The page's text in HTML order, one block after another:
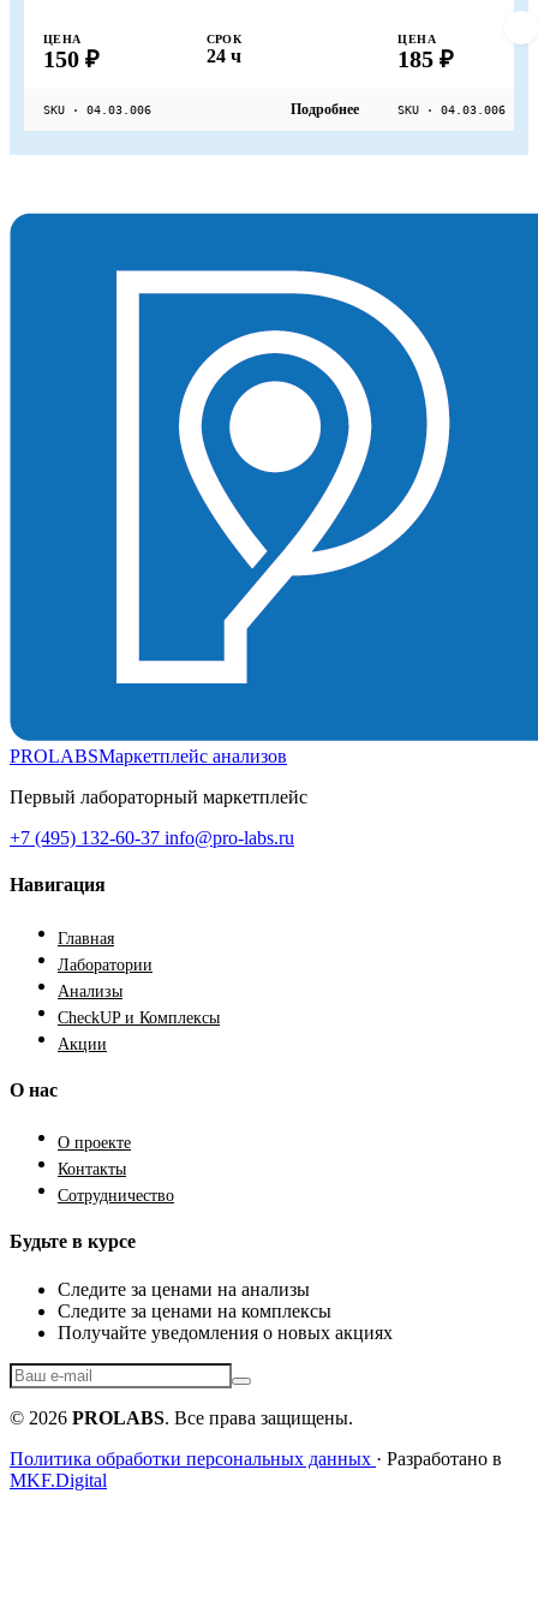
ЦЕНА
150 ₽
СРОК
24 ч
SKU · 04.03.006 Подробнее
ЦЕНА
185 ₽
SKU · 04.03.006
PROLABSМаркетплейс анализов
Первый лабораторный маркетплейс
+7 (495) 132-60-37 info@pro-labs.ru
Навигация
Главная
Лаборатории
Анализы
CheckUP и Комплексы
Акции
О нас
О проекте
Контакты
Сотрудничество
Будьте в курсе
Следите за ценами на анализы
Следите за ценами на комплексы
Получайте уведомления о новых акциях
© 2026 PROLABS. Все права защищены.
Политика обработки персональных данных · Разработано в
MKF.Digital